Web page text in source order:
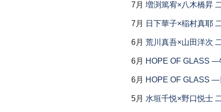
7月 増渕篤宥×八木橋昇
7月 日下華子×稲村真耶
6月 荒川真吾×山田洋次
6月 HOPE OF GLASS
6月 HOPE OF GLASS
5月 水垣千悦×野口悦士